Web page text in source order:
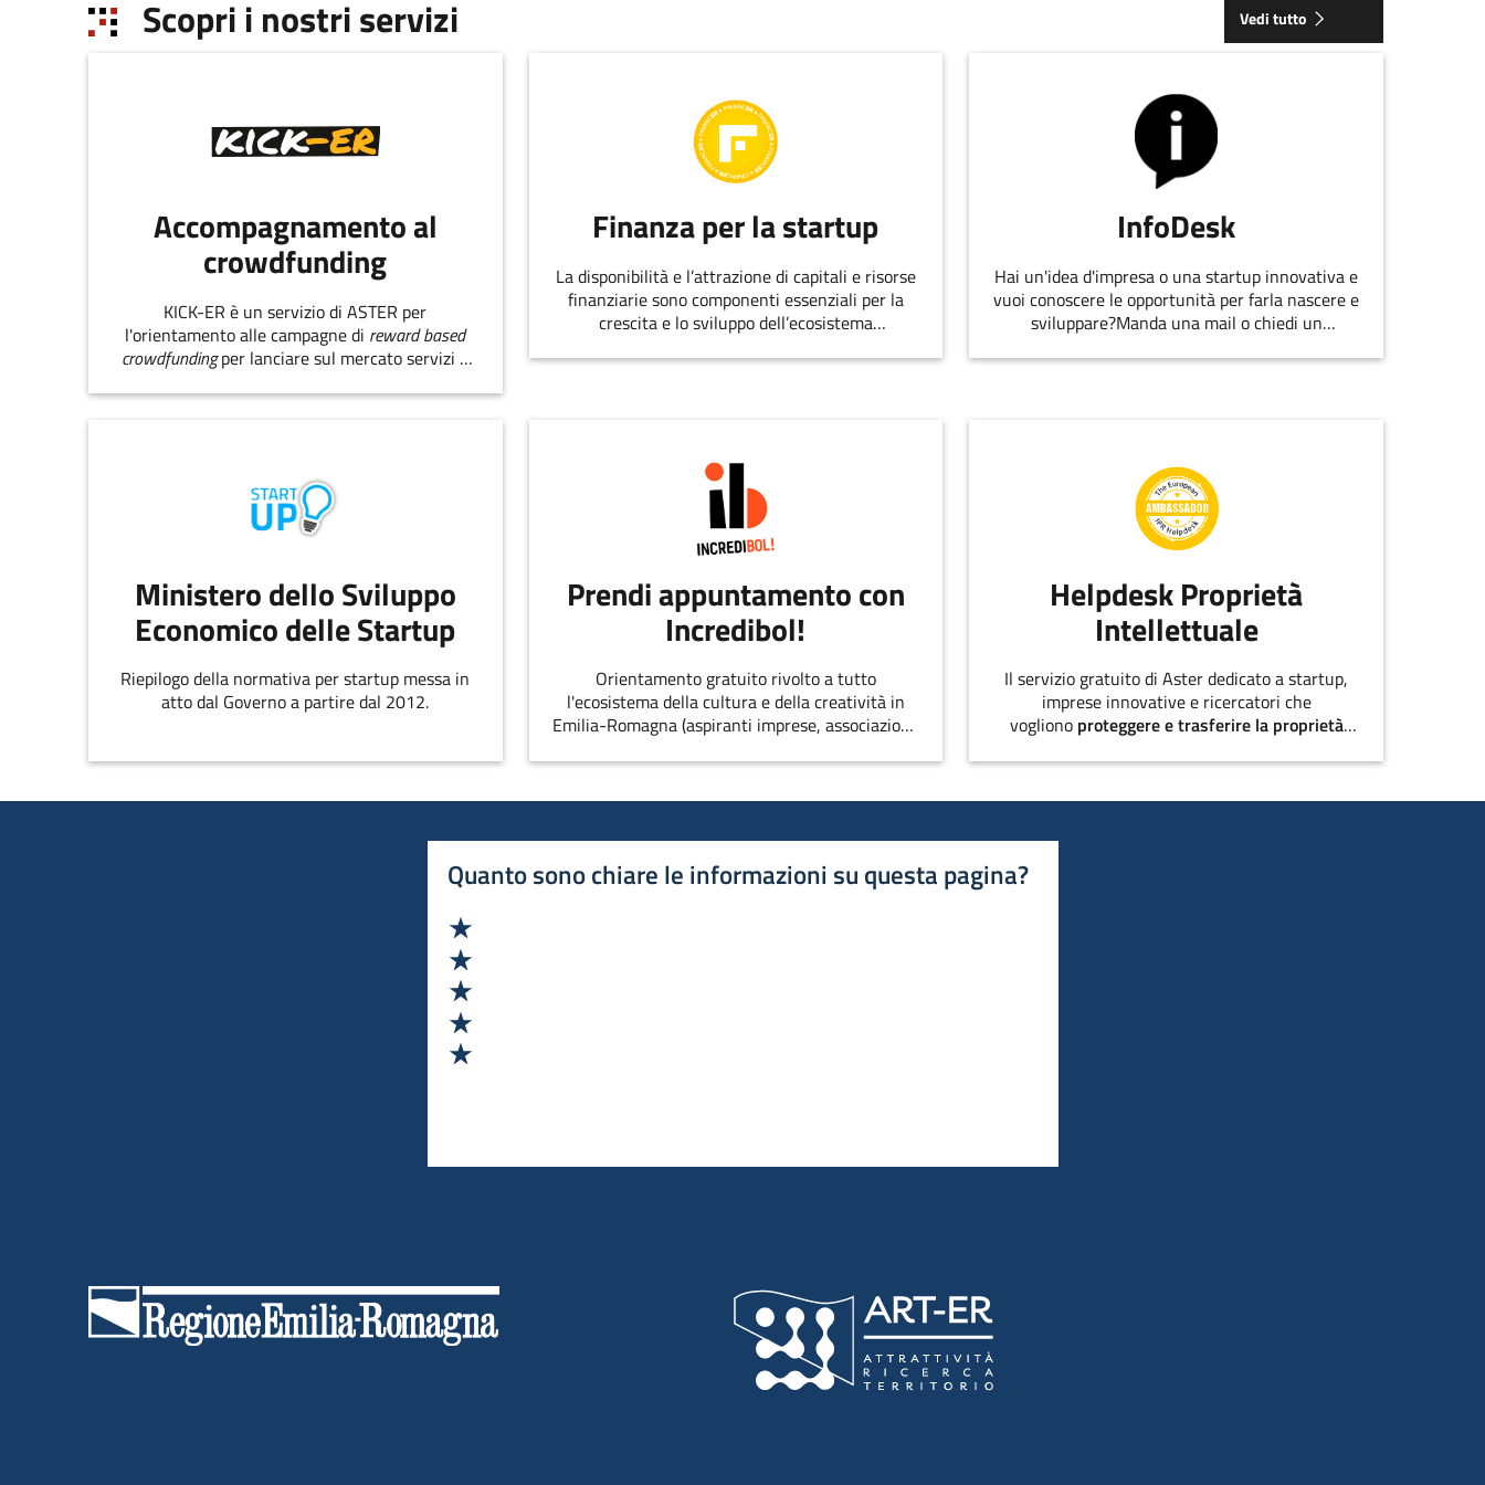
Scopri i nostri servizi Vedi tutto
Accompagnamento al
crowdfunding
KICK-ER è un servizio di ASTER per
l'orientamento alle campagne di reward based
crowdfundingper lanciare sul mercato servizi e
Finanza per la startup
La disponibilità e l’attrazione di capitali e risorse
finanziarie sono componenti essenziali per la
crescita e lo sviluppo dell’ecosistema
InfoDesk
Hai un'idea d'impresa o una startup innovativa e
vuoi conoscere le opportunità per farla nascere e
sviluppare?Manda una mail o chiedi un
EmiliaRomagnaStartUp.
Ministero dello Sviluppo
Economico delle Startup
Riepilogo della normativa per startup messa in
atto dal Governo a partire dal 2012.
Prendi appuntamento con
Incredibol!
Orientamento gratuito rivolto a tutto
l'ecosistema della cultura e della creatività in
Emilia-Romagna (aspiranti imprese, associazioni,
Helpdesk Proprietà
Intellettuale
Il servizio gratuito di Aster dedicato a startup,
imprese innovative e ricercatori che
vogliono proteggere e trasferire la proprietà
Quanto sono chiare le informazioni su questa pagina?